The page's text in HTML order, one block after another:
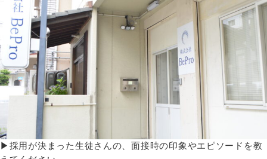
▶採用が決まった生徒さんの、面接時の印象やエピソードを教